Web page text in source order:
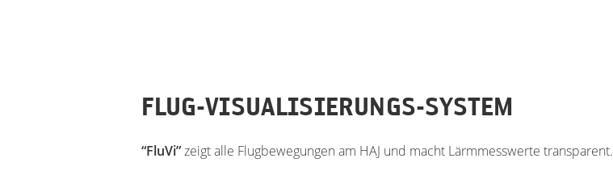
FLUG-VISUALISIERUNGS-SYSTEM
“FluVi”zeigt alle Flugbewegungen am HAJ und macht Lärmmesswerte transparent.